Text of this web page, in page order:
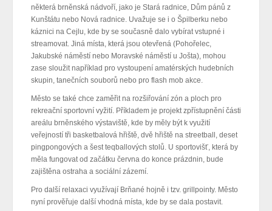
některá brněnská nádvoří, jako je Stará radnice, Dům pánů z
Kunštátu nebo Nová radnice. Uvažuje se i o Špilberku nebo
káznici na Cejlu, kde by se současně dalo vybírat vstupné i
streamovat. Jiná místa, která jsou otevřená (Pohořelec,
Jakubské náměstí nebo Moravské náměstí u Jošta), mohou
zase sloužit například pro vystoupení amatérských hudebních
skupin, tanečních souborů nebo pro flash mob akce.
Město se také chce zaměřit na rozšiřování zón a ploch pro
rekreační sportovní vyžití. Příkladem je projekt zpřístupnění části
areálu brněnského výstaviště, kde by měly být k využití
veřejností tři basketbalová hřiště, dvě hřiště na streetball, deset
pingpongových a šest teqballových stolů. U sportovišť, která by
měla fungovat od začátku června do konce prázdnin, bude
zajištěna ostraha a sociální zázemí.
Pro další relaxaci využívají Brňané hojně i tzv. grillpointy. Město
nyní prověřuje další vhodná místa, kde by se dala postavit.